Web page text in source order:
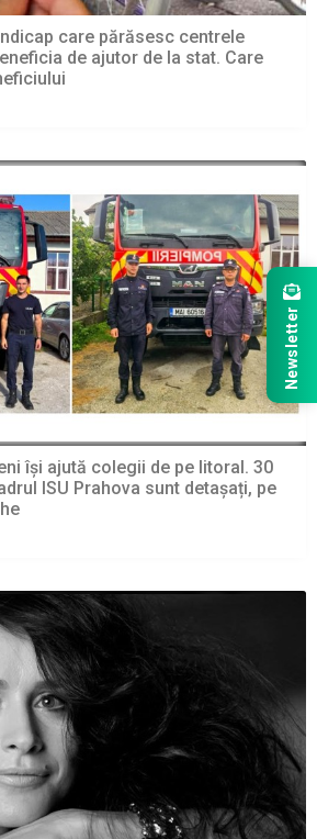
care părăsesc centrele
de ajutor de la stat. Care
își ajută colegii de pe litoral. 30
ISU Prahova sunt detașați, pe
Newsletter